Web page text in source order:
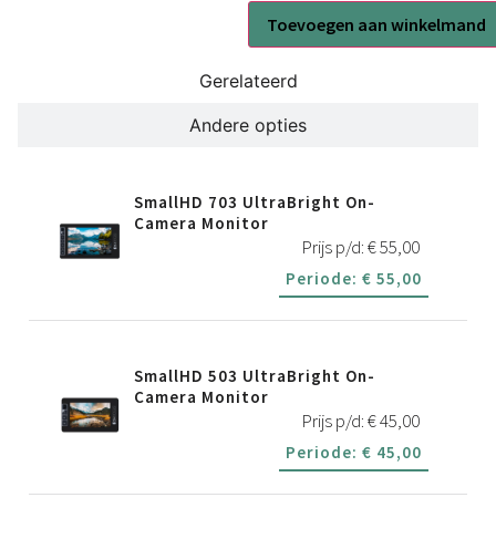
Toevoegen aan winkelmand
Gerelateerd
Andere opties
SmallHD 703 UltraBright On-
Camera Monitor
Prijs p/d:€55,00
Periode: € 55,00
SmallHD 503 UltraBright On-
Camera Monitor
Prijs p/d:€45,00
Periode: € 45,00